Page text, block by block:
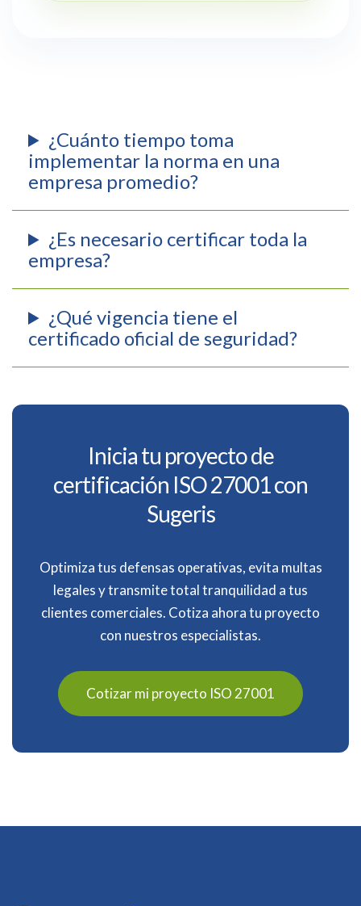
¿Cuánto tiempo toma
implementar la norma en una
empresa promedio?
¿Es necesario certificar toda la
empresa?
¿Qué vigencia tiene el
certificado oficial de seguridad?
Inicia tu proyecto de
certificación ISO 27001 con
Sugeris
Optimiza tus defensas operativas, evita multas
legales y transmite total tranquilidad a tus
clientes comerciales. Cotiza ahora tu proyecto
con nuestros especialistas.
Cotizar mi proyecto ISO 27001